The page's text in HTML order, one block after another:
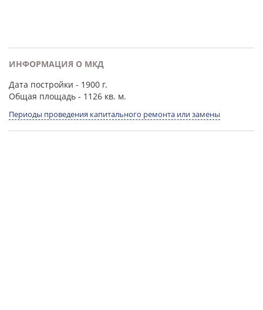
ИНФОРМАЦИЯ О МКД
Дата постройки - 1900 г.
Общая площадь - 1126 кв. м.
Периоды проведения капитального ремонта или замены